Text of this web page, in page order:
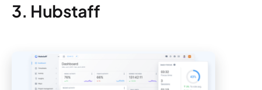
3. Hubstaff